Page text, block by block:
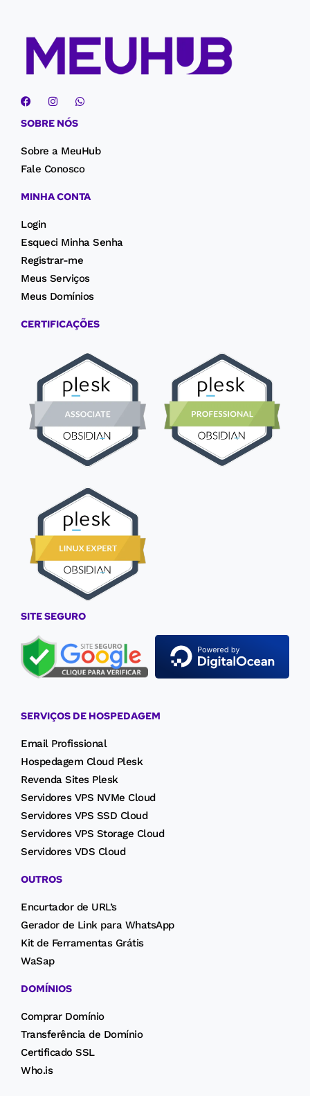
SOBRE NÓS
Sobre a MeuHub
Fale Conosco
MINHA CONTA
Login
Esqueci Minha Senha
Registrar-me
Meus Serviços
Meus Domínios
CERTIFICAÇÕES
SITE SEGURO
SERVIÇOS DE HOSPEDAGEM
Email Profissional
Hospedagem Cloud Plesk
Revenda Sites Plesk
Servidores VPS NVMe Cloud
Servidores VPS SSD Cloud
Servidores VPS Storage Cloud
Servidores VDS Cloud
OUTROS
Encurtador de URL’s
Gerador de Link para WhatsApp
Kit de Ferramentas Grátis
WaSap
DOMÍNIOS
Comprar Domínio
Transferência de Domínio
Certificado SSL
Who.is